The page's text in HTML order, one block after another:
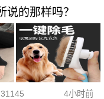
的那样吗？
31145 4小时前